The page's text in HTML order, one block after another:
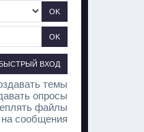
темы
опросы
файлы
на сообщения